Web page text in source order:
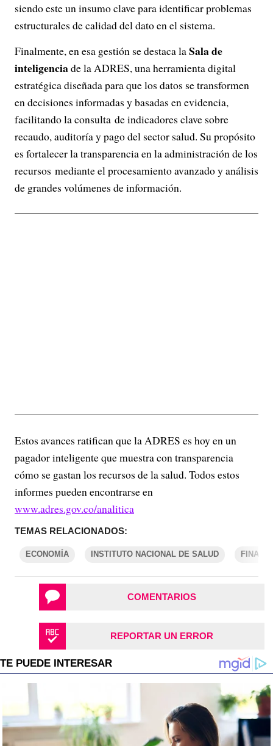
siendo este un insumo clave para identificar problemas
estructurales de calidad del dato en el sistema.
Finalmente, en esa gestión se destaca laSala de
inteligenciade la ADRES, una herramienta digital
estratégica diseñada para que los datos se transformen
en decisiones informadas y basadas en evidencia,
facilitando la consulta de indicadores clave sobre
recaudo, auditoría y pago del sector salud. Su propósito
es fortalecer la transparencia en la administración de los
recursos mediante el procesamiento avanzado y análisis
de grandes volúmenes de información.
Estos avances ratifican que la ADRES es hoy en un
pagador inteligente que muestra con transparencia
cómo se gastan los recursos de la salud. Todos estos
informes pueden encontrarse en
www.adres.gov.co/analitica
TEMAS RELACIONADOS:
ECONOMÍA INSTITUTO NACIONAL DE SALUD
COMENTARIOS
REPORTAR UN ERROR